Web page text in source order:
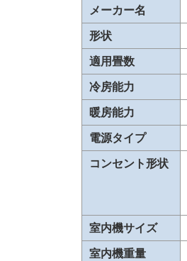
メーカー名
形状
適用畳数
冷房能力
暖房能力
電源タイプ
コンセント形状
室内機サイズ
室内機重量